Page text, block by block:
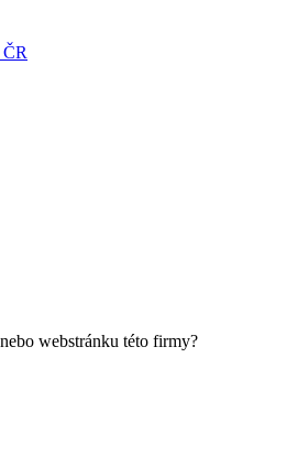
webstránku této firmy?